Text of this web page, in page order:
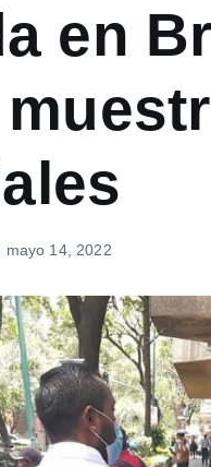
en
mayo 14, 2022